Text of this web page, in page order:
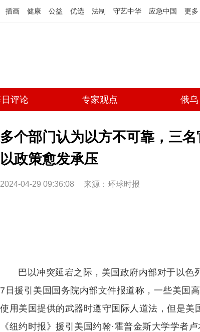
插画 健康 公益 优选 法制 守艺中华 应急中国 更多
评论 专家观点 俄乌
多个部门认为以方不可靠，三
以政策愈发承压
2024-04-29 09:36:08 来源：环球时报
巴以冲突延宕之际，美国政府内部对于以
7日援引美国国务院内部文件报道称，一些美国
使用美国提供的武器时遵守国际人道法，但是美
《纽约时报》援引美国约翰·霍普金斯大学学者